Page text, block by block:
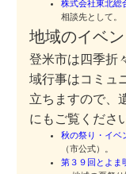
株式会社東北総
相談先として。
地域のイベ
登米市は四季折
域行事はコミュ
立ちますので、
にもご覧くださ
秋の祭り・イベ
（市公式）。
第３９回とよま